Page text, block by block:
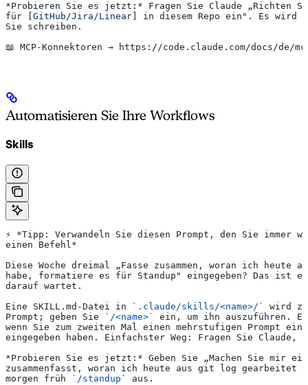
*Probieren Sie es jetzt:* Fragen Sie Claude „Richten
für [ GitHub/Jira/Linear ] in diesem Repo ein". Es wird
Sie schreiben.
📖 MCP-Konnektoren → https://code.claude.com/docs/de/
Automatisieren Sie Ihre Workflows
Skills
⚡ *Tipp: Verwandeln Sie diesen Prompt, den Sie immer
einen Befehl*
Diese Woche dreimal „Fasse zusammen, woran ich
habe, formatiere es für Standup" eingegeben? Das ist
darauf wartet.
Eine SKILL.md-Datei in
`.claude/skills/<name>/`
wird zu
Prompt; geben Sie
`/<name>`
ein, um ihn auszuführen.
wenn Sie zum zweiten Mal einen mehrstufigen Prompt
eingegeben haben. Einfachster Weg: Fragen Sie Claude,
*Probieren Sie es jetzt:* Geben Sie „Machen Sie mir
zusammenfasst, woran ich heute aus git log gearbeitet
morgen früh
`/standup`
aus.